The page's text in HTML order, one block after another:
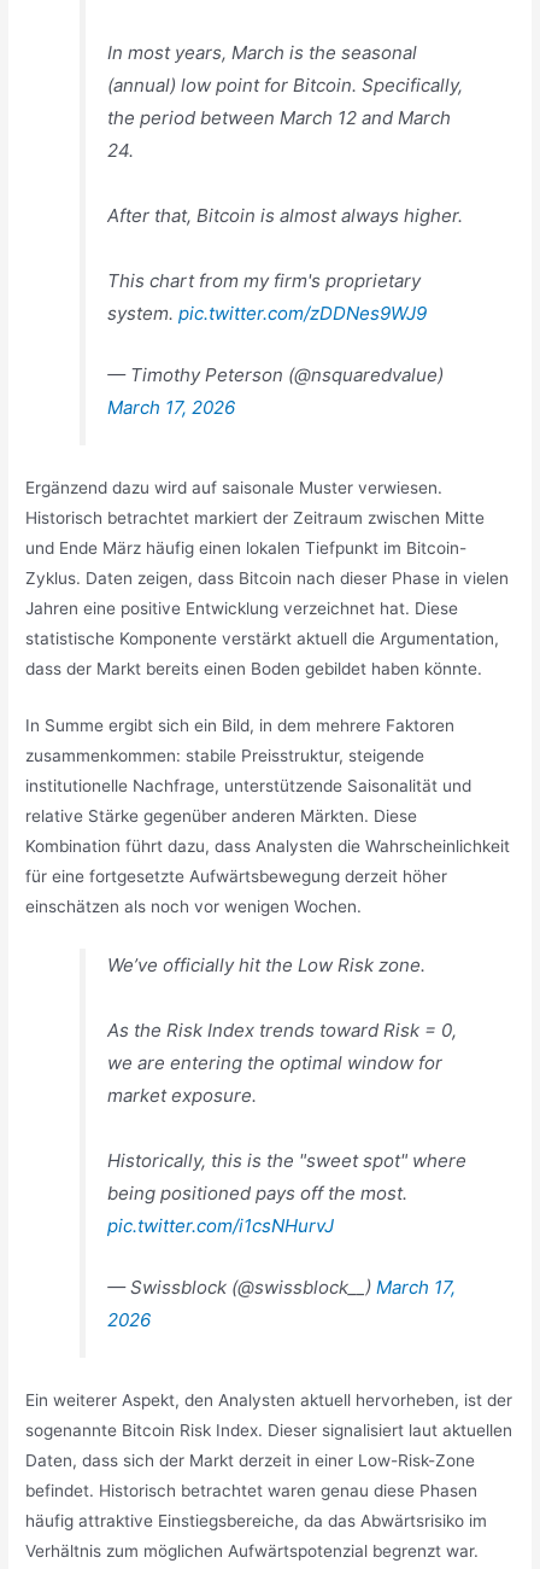
In most years, March is the seasonal
(annual) low point for Bitcoin. Specifically,
the period between March 12 and March
24.
After that, Bitcoin is almost always higher.
This chart from my firm's proprietary
system.pic.twitter.com/zDDNes9WJ9
— Timothy Peterson (@nsquaredvalue)
March 17, 2026
Ergänzend dazu wird auf saisonale Muster verwiesen.
Historisch betrachtet markiert der Zeitraum zwischen Mitte
und Ende März häufig einen lokalen Tiefpunkt im Bitcoin-
Zyklus. Daten zeigen, dass Bitcoin nach dieser Phase in vielen
Jahren eine positive Entwicklung verzeichnet hat. Diese
statistische Komponente verstärkt aktuell die Argumentation,
dass der Markt bereits einen Boden gebildet haben könnte.
In Summe ergibt sich ein Bild, in dem mehrere Faktoren
zusammenkommen: stabile Preisstruktur, steigende
institutionelle Nachfrage, unterstützende Saisonalität und
relative Stärke gegenüber anderen Märkten. Diese
Kombination führt dazu, dass Analysten die Wahrscheinlichkeit
für eine fortgesetzte Aufwärtsbewegung derzeit höher
einschätzen als noch vor wenigen Wochen.
We’ve officially hit the Low Risk zone.
As the Risk Index trends toward Risk = 0,
we are entering the optimal window for
market exposure.
Historically, this is the "sweet spot" where
being positioned pays off the most.
pic.twitter.com/i1csNHurvJ
— Swissblock (@swissblock__)March 17,
2026
Ein weiterer Aspekt, den Analysten aktuell hervorheben, ist der
sogenannte Bitcoin Risk Index. Dieser signalisiert laut aktuellen
Daten, dass sich der Markt derzeit in einer Low-Risk-Zone
befindet. Historisch betrachtet waren genau diese Phasen
häufig attraktive Einstiegsbereiche, da das Abwärtsrisiko im
Verhältnis zum möglichen Aufwärtspotenzial begrenzt war.